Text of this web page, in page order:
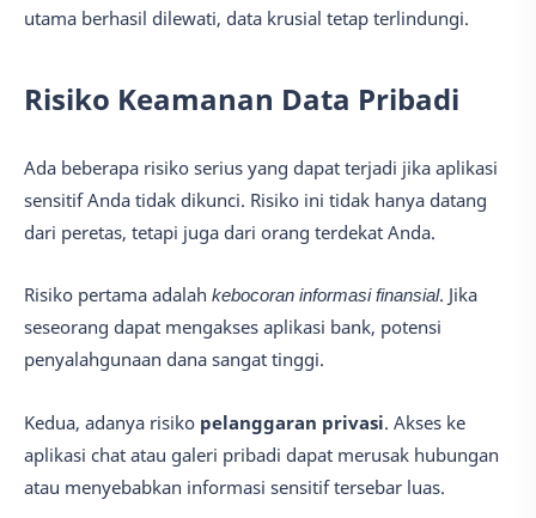
utama berhasil dilewati, data krusial tetap terlindungi.
Risiko Keamanan Data Pribadi
Ada beberapa risiko serius yang dapat terjadi jika aplikasi
sensitif Anda tidak dikunci. Risiko ini tidak hanya datang
dari peretas, tetapi juga dari orang terdekat Anda.
Risiko pertama adalah kebocoran informasi finansial. Jika
seseorang dapat mengakses aplikasi bank, potensi
penyalahgunaan dana sangat tinggi.
Kedua, adanya risiko pelanggaran privasi. Akses ke
aplikasi chat atau galeri pribadi dapat merusak hubungan
atau menyebabkan informasi sensitif tersebar luas.